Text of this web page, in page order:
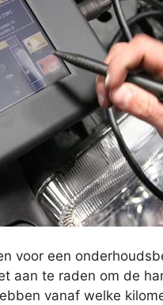
voor een
aan te raden om de
vanaf welke